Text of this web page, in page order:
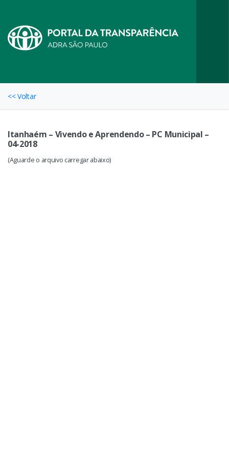
<< Voltar
Itanhaém – Vivendo e Aprendendo – PC Municipal –
04-2018
(Aguarde o arquivo carregar abaixo)